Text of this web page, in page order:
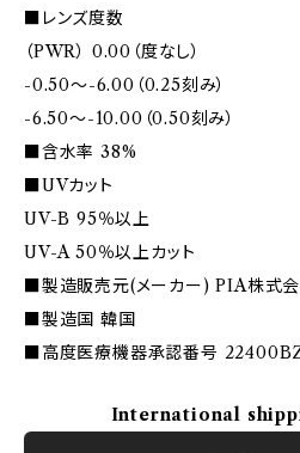
■レンズ度数
（PWR） 0.00（度なし）
-0.50～-6.00（0.25刻み）
-6.50～-10.00（0.50刻み）
■含水率 38%
■UVカット
UV-B 95％以上
UV-A 50％以上カット
■製造販売元(メーカー) PIA株式
■製造国 韓国
■高度医療機器承認番号
International